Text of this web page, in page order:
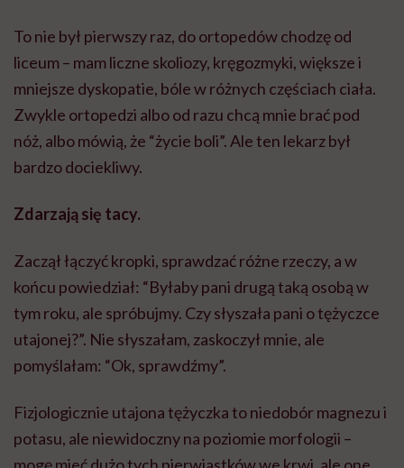
To nie był pierwszy raz, do ortopedów chodzę od
liceum – mam liczne skoliozy, kręgozmyki, większe i
mniejsze dyskopatie, bóle w różnych częściach ciała.
Zwykle ortopedzi albo od razu chcą mnie brać pod
nóż, albo mówią, że “życie boli”. Ale ten lekarz był
bardzo dociekliwy.
Zdarzają się tacy.
Zaczął łączyć kropki, sprawdzać różne rzeczy, a w
końcu powiedział: “Byłaby pani drugą taką osobą w
tym roku, ale spróbujmy. Czy słyszała pani o tężyczce
utajonej?”. Nie słyszałam, zaskoczył mnie, ale
pomyślałam: “Ok, sprawdźmy”.
Fizjologicznie utajona tężyczka to niedobór magnezu i
potasu, ale niewidoczny na poziomie morfologii –